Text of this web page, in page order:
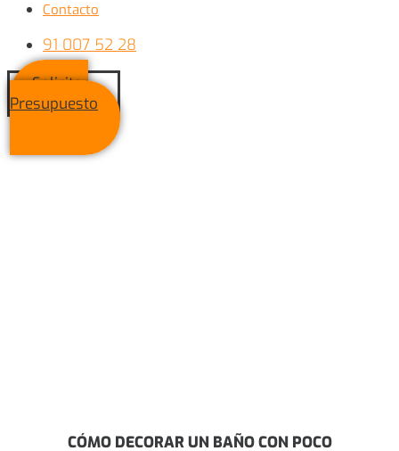
Contacto
91 007 52 28
Solicitar
Presupuesto
CÓMO DECORAR UN BAÑO CON POCO